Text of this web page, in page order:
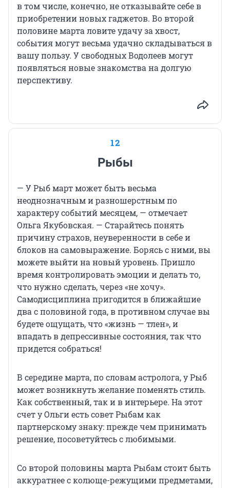
в том числе, конечно, не отказывайте себе в
приобретении новых гаджетов. Во второй
половине марта ловите удачу за хвост,
события могут весьма удачно складываться в
вашу пользу. У свободных Водолеев могут
появляться новые знакомства на долгую
перспективу.
12
Рыбы
— У Рыб март может быть весьма
неоднозначным и разношерстным по
характеру событий месяцем, — отмечает
Ольга Якубовская. — Старайтесь понять
причину страхов, неуверенности в себе и
блоков на самовыражение. Борясь с ними, вы
можете выйти на новый уровень. Пришло
время контролировать эмоции и делать то,
что нужно сделать, через «не хочу».
Самодисциплина пригодится в ближайшие
два с половиной года, в противном случае вы
будете ощущать, что «жизнь — тлен», и
впадать в депрессивные состояния, так что
придется собраться!
В середине марта, по словам астролога, у Рыб
может возникнуть желание поменять стиль.
Как собственный, так и в интерьере. На этот
счет у Ольги есть совет Рыбам как
партнерскому знаку: прежде чем принимать
решение, посоветуйтесь с любимыми.
Со второй половины марта Рыбам стоит быть
аккуратнее с колюще-режущими предметами,